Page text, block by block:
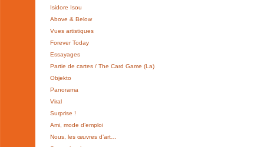
Isidore Isou
Above & Below
Vues artistiques
Forever Today
Essayages
Partie de cartes / The Card Game (La)
Objekto
Panorama
Viral
Surprise !
Ami, mode d’emploi
Nous, les œuvres d’art…